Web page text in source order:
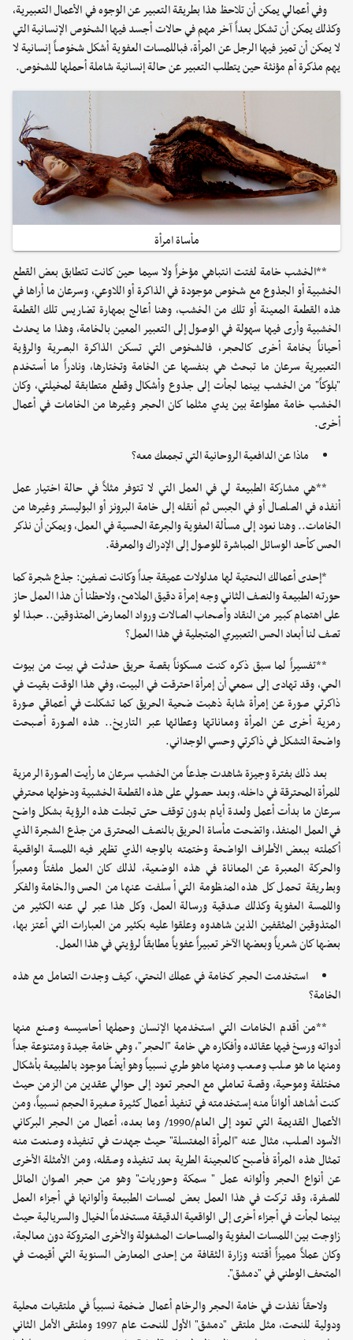
وفي أعمالي يمكن أن تلاحظ هذا بطريقة التعبير عن الوجوه في الأعمال التعبيرية،
وكذلك يمكن أن تشكل بعداً آخر مهم في حالات أجسد فيها الشخوص الإنسانية التي
لا يمكن أن تميز فيها الرجل عن المرأة، فباللمسات العفوية أشكل شخوصاً إنسانية لا
يهم مذكرة أم مؤنثة حين يتطلب التعبير عن حالة إنسانية شاملة أحملها للشخوص.
مأساة امرأة
**الخشب خامة لفتت انتباهي مؤخراً ولا سيما حين كانت تتطابق بعض القطع
الخشبية أو الجذوع مع شخوص موجودة في الذاكرة أو اللاوعي، وسرعان ما أراها في
هذه القطعة المعينة أو تلك من الخشب، وهنا أعالج بمهارة تضاريس تلك القطعة
الخشبية وأرى فيها سهولة في الوصول إلى التعبير المعين بالخامة، وهذا ما يحدث
أحياناً بخامة أخرى كالحجر، فالشخوص التي تسكن الذاكرة البصرية والرؤية
التعبيرية سرعان ما تبحث هي بنفسها عن الخامة وتختارها، ونادراً ما أستخدم
"بلوكاً" من الخشب بينما لجأت إلى جذوع وأشكال وقطع متطابقة لمخيلتي، وكان
الخشب خامة مطواعة بين يدي مثلما كان الحجر وغيرها من الخامات في أعمال
أخرى.
ماذا عن الدافعية الروحانية التي تجمعك معه؟
**هي مشاركة الطبيعة لي في العمل التي لا تتوفر مثلاً في حالة اختيار عمل
أنفذه في الصلصال أو في الجبس ثم أنقله إلى خامة البرونز أو البوليستر وغيرها من
الخامات.. وهنا نعود إلى مسألة العفوية والجرعة الحسية في العمل، ويمكن أن نذكر
الحس كأحد الوسائل المباشرة للوصول إلى الإدراك والمعرفة.
*إحدى أعمالك النحتية لها مدلولات عميقة جداً وكانت نصفين: جذع شجرة كما
حورته الطبيعة والنصف الثاني وجه إمرأة دقيق الملامح، ولاحظنا أن هذا العمل حاز
على اهتمام كبير من النقاد وأصحاب الصالات ورواد المعارض المتذوقين.. حبذا لو
تصف لنا أبعاد الحس التعبيري المتجلية في هذا العمل؟
**تفسيراً لما سبق ذكره كنت مسكوناً بقصة حريق حدثت في بيت من بيوت
الحي، وقد تهادى إلى سمعي أن إمرأة احترقت في البيت، وفي هذا الوقت بقيت في
ذاكرتي صورة عن إمرأة شابة ذهبت ضحية الحريق كما تشكلت في أعماقي صورة
رمزية أخرى عن المرأة ومعاناتها وعطائها عبر التاريخ.. هذه الصورة أصبحت
واضحة التشكل في ذاكرتي وحسي الوجداني.
بعد ذلك بفترة وجيزة شاهدت جذعاً من الخشب سرعان ما رأيت الصورة الرمزية
للمرأة المحترقة في داخله، وبعد حصولي على هذه القطعة الخشبية ودخولها محترفي
سرعان ما بدأت أعمل ولعدة أيام بدون توقف حتى تجلت هذه الرؤية بشكل واضح
في العمل المنفذ، واتضحت مأساة الحريق بالنصف المحترق من جذع الشجرة الذي
أكملته ببعض الأطراف الواضحة وختمته بالوجه الذي تظهر فيه اللمسة الواقعية
والحركة المعبرة عن المعاناة في هذه الوضعية، لذلك كان العمل ملفتاً ومعبراً
وبطريقة تحمل كل هذه المنظومة التي أسلفت عنها من الحس والخامة والفكر
واللمسة العفوية وكذلك صدقية ورسالة العمل، وكل هذا عبر لي عنه الكثير من
المتذوقين المثقفين الذين شاهدوه وعلقوا عليه بكثير من العبارات التي أعتز بها،
بعضها كان شعرياً وبعضها الآخر تعبيراً عفوياً مطابقاً لرؤيتي في هذا العمل.
استخدمت الحجر كخامة في عملك النحتي، كيف وجدت التعامل مع هذه
الخامة؟
**من أقدم الخامات التي استخدمها الإنسان وحملها أحاسيسه وصنع منها
أدواته ورسخ فيها عقائده وأفكاره هي خامة "الحجر"، وهي خامة جيدة ومتنوعة جداً
ومنها ما هو صلب وصعب ومنها ماهو طري نسبياً وهو أيضاً موجود بالطبيعة بأشكال
مختلفة وموحية، وقصة تعاملي مع الحجر تعود إلى حوالي عقدين من الزمن حيث
كنت أشاهد ألواناً منه إستخدمته في تنفيذ أعمال كثيرة صغيرة الحجم نسبياً، ومن
الأعمال القديمة التي تعود إلى العام/1990/ وما بعده، أعمال من الحجر البركاني
الأسود الصلب، مثال عنه "المرأة المغتسلة" حيث جهدت في تنفيذه وصنعت منه
تمثال هذه المرأة فأصبح كالعجينة الطرية بعد تنفيذه وصقله، ومن الأمثلة الأخرى
عن أنواع الحجر وألوانه عمل " سمكة وحوريات" وهو من حجر الصوان المائل
للصفرة، وقد تركت في هذا العمل بعض لمسات الطبيعة وألوانها في أجزاء العمل
بينما لجأت في أجزاء أخرى إلى الواقعية الدقيقة مستخدماً الخيال والسريالية حيث
زاوجت بين اللمسات العفوية والمساحات المشغولة والأخرى المتروكة دون معالجة،
وكان عملاً مميزاً أقتنه وزارة الثقافة من إحدى المعارض السنوية التي أقيمت في
المتحف الوطني في "دمشق".
ولاحقاً نفذت في خامة الحجر والرخام أعمال ضخمة نسبياً في ملتقيات محلية
ودولية للنحت، مثل ملتقى "دمشق" الأول للنحت عام 1997 وملتقى الأمل الثاني